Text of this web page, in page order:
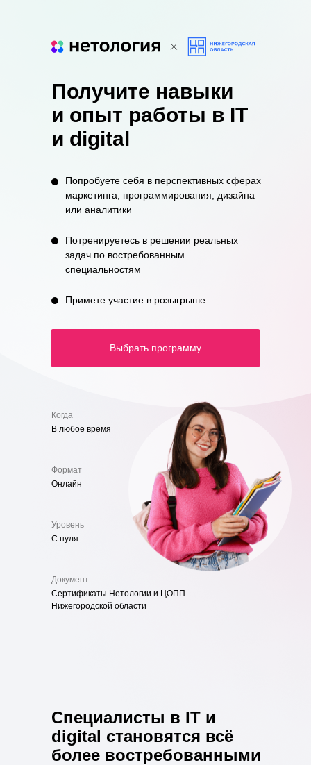
Формат
Онлайн
Когда
В любое время
Уровень
С нуля
Документ
Сертификаты Нетологии и ЦОПП
Нижегородской области
Получите навыки
и опыт работы в IT
и digital
Попробуете себя в перспективных сферах
маркетинга, программирования, дизайна
или аналитики
Потренируетесь в решении реальных
задач по востребованным
специальностям
Примете участие в розыгрыше
Выбрать программу
Специалисты в IT и
digital становятся всё
более востребованными